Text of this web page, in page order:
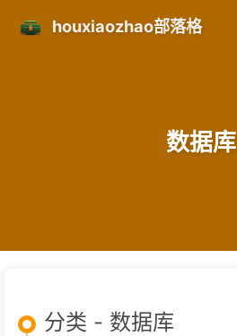
houxiaozhao部落格
数据库
分类 - 数据库